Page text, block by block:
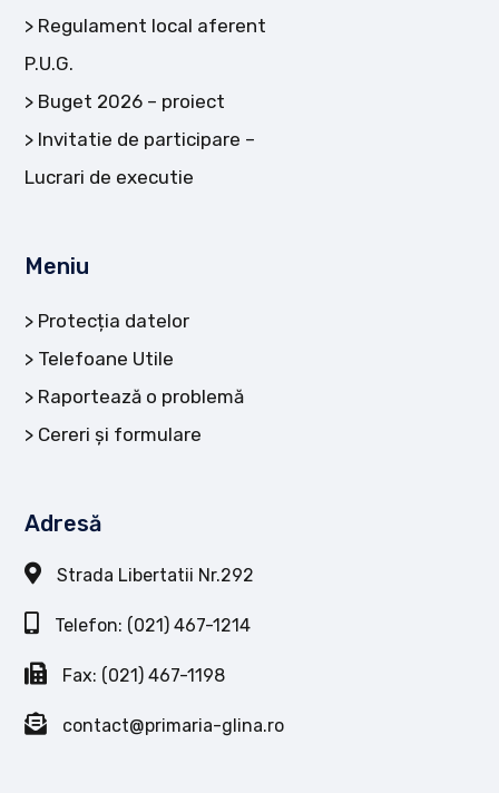
Regulament local aferent
P.U.G.
Buget 2026 – proiect
Invitatie de participare –
Lucrari de executie
Meniu
Protecția datelor
Telefoane Utile
Raportează o problemă
Cereri și formulare
Adresă
Strada Libertatii Nr.292
Telefon: (021) 467-1214
Fax: (021) 467-1198
contact@primaria-glina.ro